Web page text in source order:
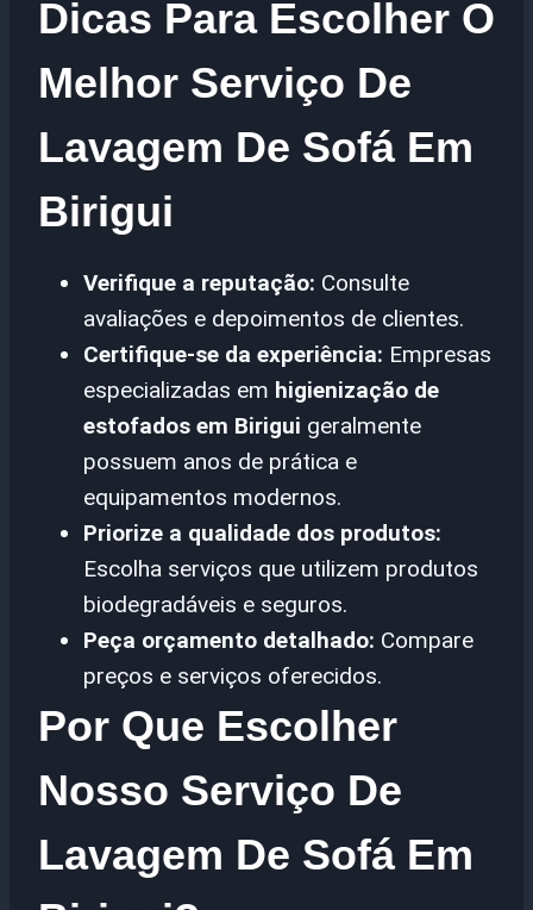
Dicas Para Escolher O
Melhor Serviço De
Lavagem De Sofá Em
Birigui
Verifique a reputação: Consulte
avaliações e depoimentos de clientes.
Certifique-se da experiência: Empresas
especializadas em higienização de
estofados em Birigui geralmente
possuem anos de prática e
equipamentos modernos.
Priorize a qualidade dos produtos:
Escolha serviços que utilizem produtos
biodegradáveis e seguros.
Peça orçamento detalhado: Compare
preços e serviços oferecidos.
Por Que Escolher
Nosso Serviço De
Lavagem De Sofá Em